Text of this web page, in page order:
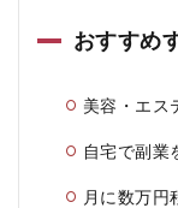
おすすめ
美容・エス
自宅で副業
月に数万円